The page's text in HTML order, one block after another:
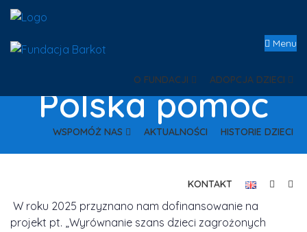
Menu
O FUNDACJI ADOPCJA DZIECI
WSPOMÓŻ NAS AKTUALNOŚCI HISTORIE DZIECI
KONTAKT
Polska pomoc
W roku 2025 przyznano nam dofinansowanie na
projekt pt. „Wyrównanie szans dzieci zagrożonych